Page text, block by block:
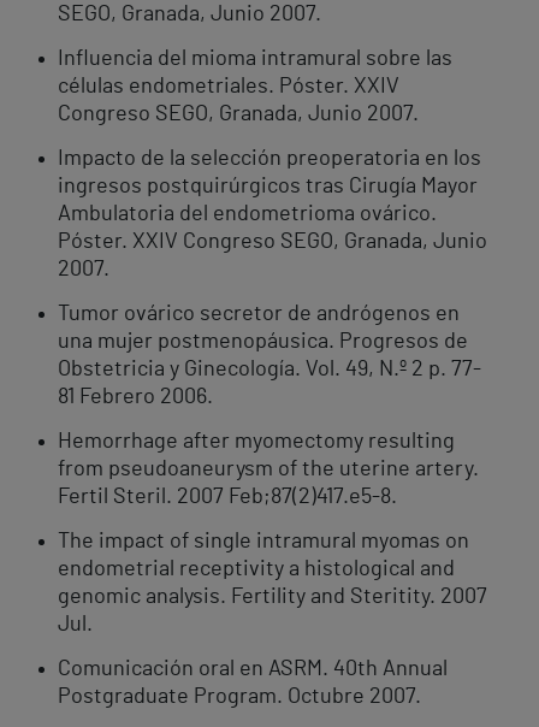
SEGO, Granada, Junio 2007.
Influencia del mioma intramural sobre las
células endometriales. Póster. XXIV
Congreso SEGO, Granada, Junio 2007.
Impacto de la selección preoperatoria en los
ingresos postquirúrgicos tras Cirugía Mayor
Ambulatoria del endometrioma ovárico.
Póster. XXIV Congreso SEGO, Granada, Junio
2007.
Tumor ovárico secretor de andrógenos en
una mujer postmenopáusica. Progresos de
Obstetricia y Ginecología. Vol. 49, N.º 2 p. 77-
81 Febrero 2006.
Hemorrhage after myomectomy resulting
from pseudoaneurysm of the uterine artery.
Fertil Steril. 2007 Feb;87(2)417.e5-8.
The impact of single intramural myomas on
endometrial receptivity a histological and
genomic analysis. Fertility and Steritity. 2007
Jul.
Comunicación oral en ASRM. 40th Annual
Postgraduate Program. Octubre 2007.